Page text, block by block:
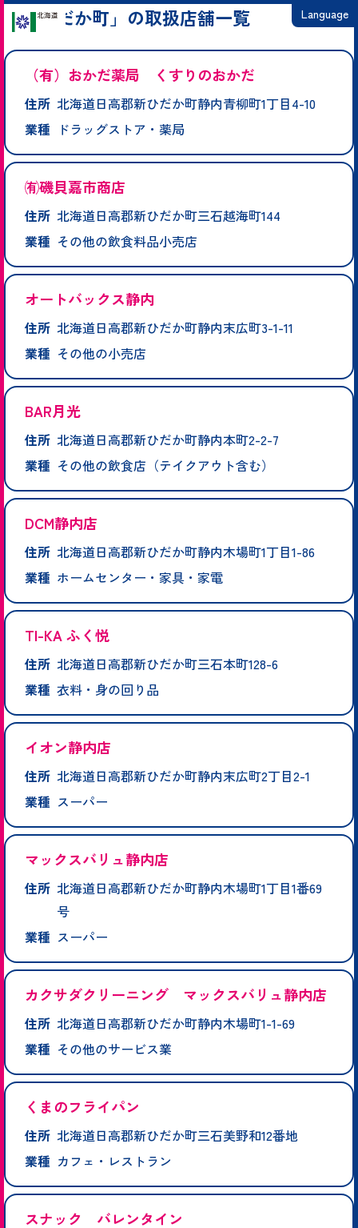
Language
繁體中文
한국어
「新ひだか町」の取扱店舗一覧
（有）おかだ薬局 くすりのおかだ
住所 北海道日高郡新ひだか町静内青柳町1丁目4-10
業種
ドラッグストア・薬局
㈲磯貝嘉市商店
住所 北海道日高郡新ひだか町三石越海町144
業種 その他の飲食料品小売店
オートバックス静内
住所 北海道日高郡新ひだか町静内末広町3-1-11
業種 その他の小売店
BAR月光
住所 北海道日高郡新ひだか町静内本町2-2-7
業種 その他の飲食店（テイクアウト含む）
DCM静内店
住所 北海道日高郡新ひだか町静内木場町1丁目1-86
業種 ホームセンター・家具・家電
TI-KA ふく悦
住所 北海道日高郡新ひだか町三石本町128-6
業種 衣料・身の回り品
イオン静内店
住所 北海道日高郡新ひだか町静内末広町2丁目2-1
業種 スーパー
マックスバリュ静内店
住所 北海道日高郡新ひだか町静内木場町1丁目1番69
号
業種 スーパー
カクサダクリーニング マックスバリュ静内店
住所 北海道日高郡新ひだか町静内木場町1-1-69
業種 その他のサービス業
くまのフライパン
住所 北海道日高郡新ひだか町三石美野和12番地
業種 カフェ・レストラン
スナック バレンタイン